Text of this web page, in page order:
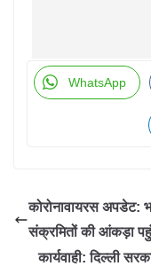
WhatsApp
कोरोनावायरस अपडेट:
संक्रमितों की आंकड़ा
कार्यवाही: दिल्ली